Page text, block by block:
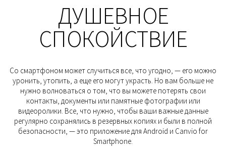
ДУШЕВНОЕ
СПОКОЙСТВИЕ
Со смартфоном может случиться все, что угодно, — его можно
уронить, утопить, а еще его могут украсть. Но вам больше не
нужно волноваться о том, что вы можете потерять свои
контакты, документы или памятные фотографии или
видеоролики. Все, что нужно, чтобы ваши важные данные
регулярно сохранялись в резервных копиях и были в полной
безопасности, — это приложение для Android и Canvio for
Smartphone.